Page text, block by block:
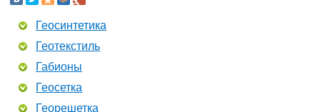
Геосинтетика
Геотекстиль
Габионы
Геосетка
Георешетка